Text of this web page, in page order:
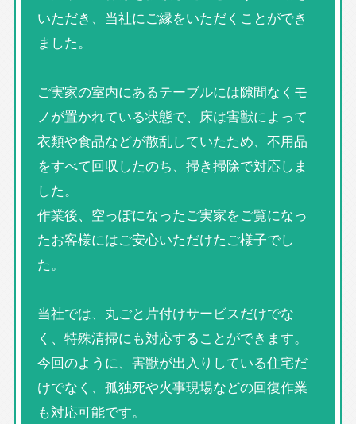
いただき、当社にご縁をいただくことができ
ました。
ご実家の室内にあるテーブルには隙間なくモ
ノが置かれている状態で、床は害獣によって
衣類や食品などが散乱していたため、不用品
をすべて回収したのち、掃き掃除で対応しま
した。
作業後、空っぽになったご実家をご覧になっ
たお客様にはご安心いただけたご様子でし
た。
当社では、丸ごと片付けサービスだけでな
く、特殊清掃にも対応することができます。
今回のように、害獣が出入りしている住宅だ
けでなく、孤独死や火事現場などの回復作業
も対応可能です。